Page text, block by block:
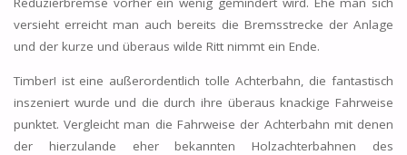
versieht erreicht man auch bereits die Bremsstrecke der Anlage
und der kurze und überaus wilde Ritt nimmt ein Ende.
Timber! ist eine außerordentlich tolle Achterbahn, die fantastisch
inszeniert wurde und die durch ihre überaus knackige Fahrweise
punktet. Vergleicht man die Fahrweise der Achterbahn mit denen
der hierzulande eher bekannten Holzachterbahnen des